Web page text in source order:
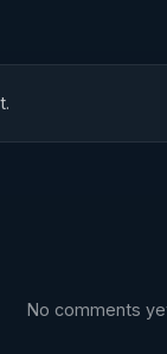
No comments